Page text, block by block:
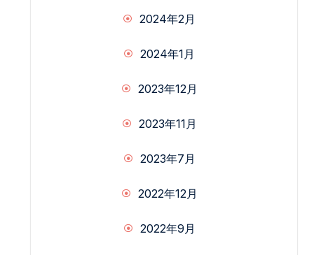
2024年2月
2024年1月
2023年12月
2023年11月
2023年7月
2022年12月
2022年9月